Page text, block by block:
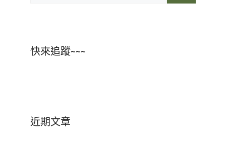
快來追蹤~~~
近期文章